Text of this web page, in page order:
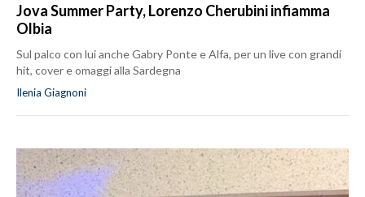
Jova Summer Party, Lorenzo Cherubini infiamma
Olbia
Sul palco con lui anche Gabry Ponte e Alfa, per un live con grandi
hit, cover e omaggi alla Sardegna
Ilenia Giagnoni